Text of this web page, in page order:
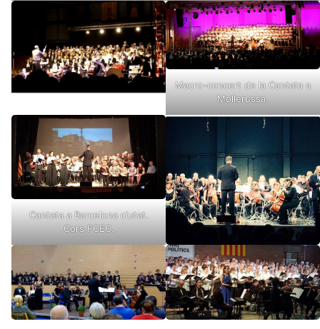
Macro-concert de la Cantata a
Mollerussa.
Cantata a Barcelona ciutat.
Cors FCEC.